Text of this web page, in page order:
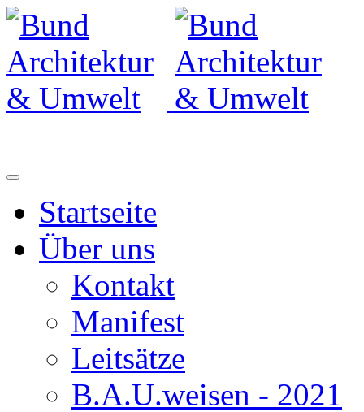
Startseite
Über uns
Kontakt
Manifest
Leitsätze
B.A.U.weisen - 2021